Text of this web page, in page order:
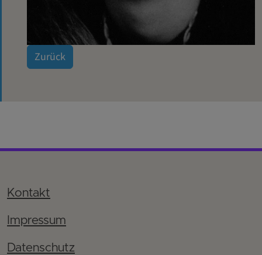
Zurück
Kontakt
Impressum
Datenschutz